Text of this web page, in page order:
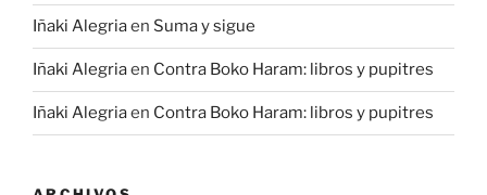
Iñaki Alegriaen Suma y sigue
Iñaki Alegriaen Contra Boko Haram: libros y pupitres
Iñaki Alegriaen Contra Boko Haram: libros y pupitres